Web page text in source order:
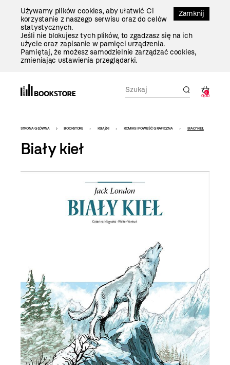
Zamknij
Używamy plików cookies, aby ułatwić Ci
korzystanie z naszego serwisu oraz do celów
statystycznych.
Jeśli nie blokujesz tych plików, to zgadzasz się na ich
użycie oraz zapisanie w pamięci urządzenia.
Pamiętaj, że możesz samodzielnie zarządzać cookies,
zmieniając ustawienia przeglądarki.
0
0,00
Bookstore
-
szablon
szczegóły
STRONA GŁÓWNA BOOKSTORE KSIĄŻKI KOMIKS I POWIEŚĆ GRAFICZNA BIAŁY KIEŁ
Biały kieł